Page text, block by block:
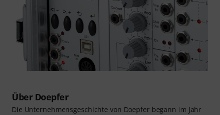
Über Doepfer
Die Unternehmensgeschichte von Doepfer begann im Jahr